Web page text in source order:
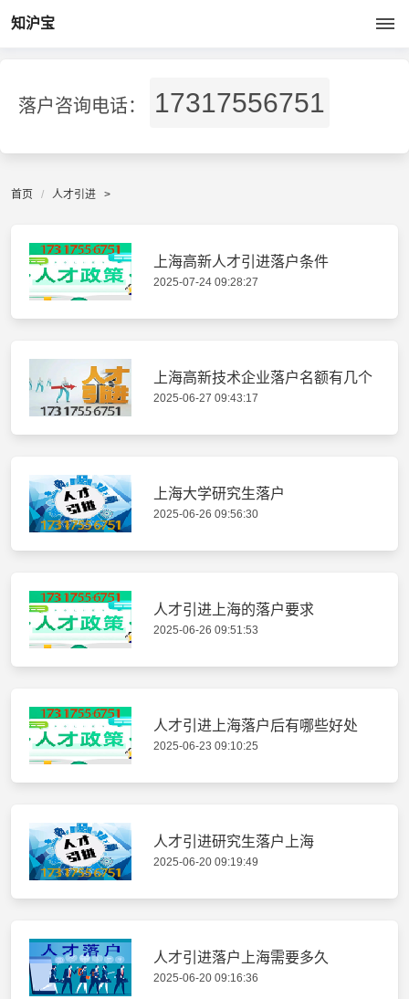
知沪宝
落户咨询电话： 17317556751
首页 人才引进 >
上海高新人才引进落户条件
2025-07-24 09:28:27
上海高新技术企业落户名额有几个
2025-06-27 09:43:17
上海大学研究生落户
2025-06-26 09:56:30
人才引进上海的落户要求
2025-06-26 09:51:53
人才引进上海落户后有哪些好处
2025-06-23 09:10:25
人才引进研究生落户上海
2025-06-20 09:19:49
人才引进落户上海需要多久
2025-06-20 09:16:36